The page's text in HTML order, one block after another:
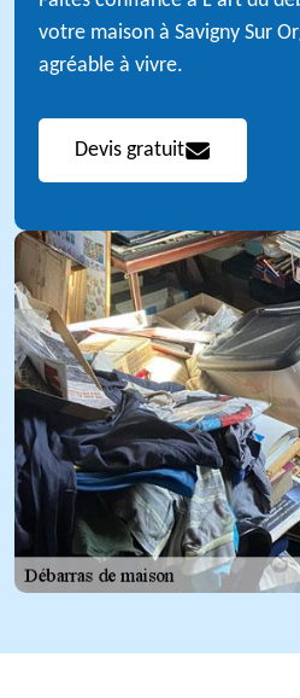
votre maison à Savigny Sur
agréable à vivre.
Devis gratuit